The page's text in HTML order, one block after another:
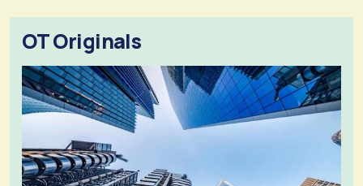
OT Originals